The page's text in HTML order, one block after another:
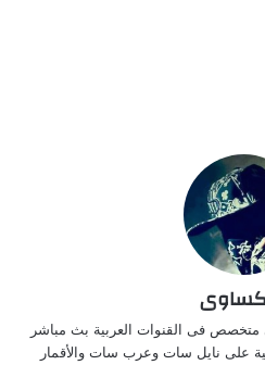
فى القنوات العربية بث مباشر
على نايل سات وعرب سات والأقمار